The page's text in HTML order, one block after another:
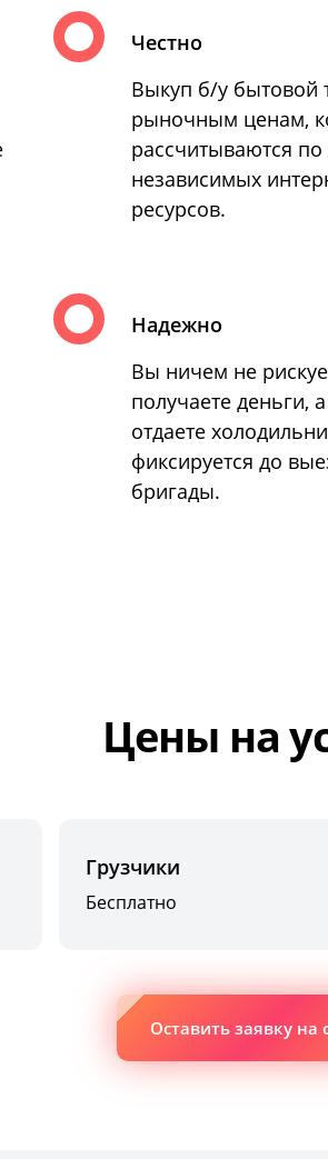
Честно
Выкуп б/у бытовой
рыночным ценам,
рассчитываются
независимых
ресурсов.
Надежно
Вы ничем не
получаете деньги,
отдаете
фиксируется до
бригады.
Цены на
Грузчики
Бесплатно
Оставить заявку на